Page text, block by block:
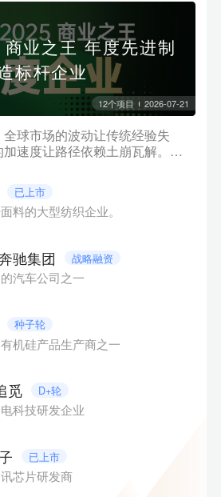
业之王 年度先进制
标杆企业
12个项目 2026-07-21
球市场的波动让传统经验失
速度让路径依赖土崩瓦解。商
然生成。当多数人仍在讨论风
航海者已经开始「造新船」。在
布「WISE2025 商业之王 年度
造、消费品牌、文化内容、低空
赋能、孵化支持、商业潜力等
企业与平台。本项目集为名册
已上市
料的大型纺织企业。
驰集团 战略融资
汽车公司之一
种子轮
机硅产品生产商之一
觅 D+轮
科技研发企业
已上市
芯片研发商